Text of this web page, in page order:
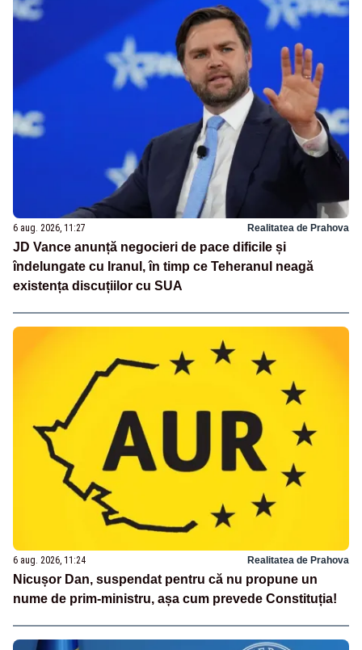
6 aug. 2026, 11:27 Realitatea de Prahova
JD Vance anunță negocieri de pace dificile și
îndelungate cu Iranul, în timp ce Teheranul neagă
existența discuțiilor cu SUA
6 aug. 2026, 11:24 Realitatea de Prahova
Nicușor Dan, suspendat pentru că nu propune un
nume de prim-ministru, așa cum prevede Constituția!